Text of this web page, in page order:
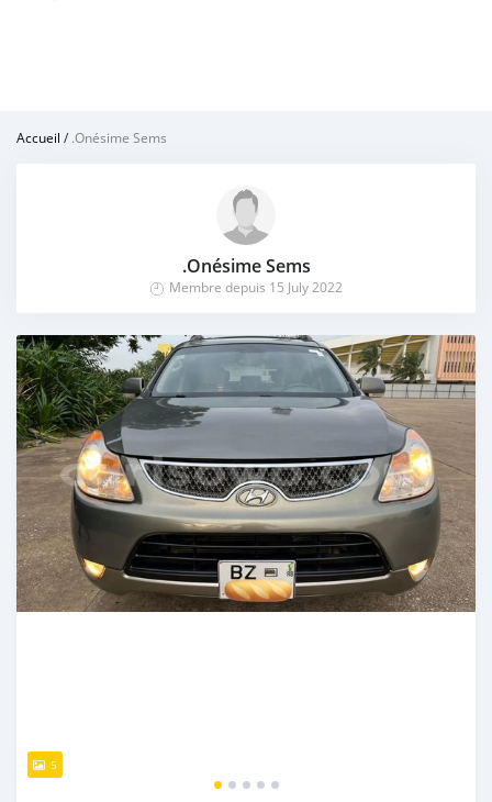
Accueil /.Onésime Sems
.Onésime Sems
Membre depuis 15 July 2022
5